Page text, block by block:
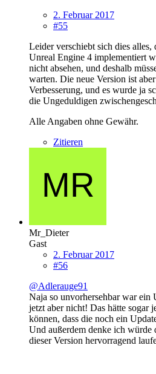
2. Februar 2017
#55
Leider verschiebt sich dies alles,
Unreal Engine 4 implementiert
nicht absehen, und deshalb
warten. Die neue Version ist
Verbesserung, und es wurde ja
die Ungeduldigen
Alle Angaben ohne Gewähr.
Zitieren
Mr_Dieter
Gast
2. Februar 2017
#56
@Adlerauge91
Naja so unvorhersehbar war ein
jetzt aber nicht! Das hätte sogar
können, dass die noch ein
Und außerdem denke ich würde
dieser Version hervorragend